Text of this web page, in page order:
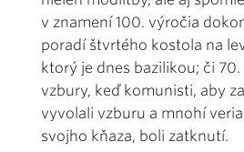
v znamení 100. výročia
poradí štvrtého kostola na
ktorý je dnes bazilikou; či
vzbury, keď komunisti, aby
vyvolali vzburu a mnohí
svojho kňaza, boli zatknutí.